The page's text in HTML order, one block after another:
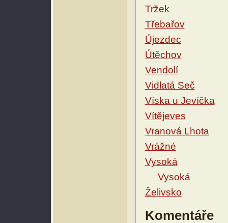
Tržek
Třebařov
Újezdec
Útěchov
Vendolí
Vidlatá Seč
Víska u Jevíčka
Vítějeves
Vranová Lhota
Vrážné
Vysoká
Vysoká
Želivsko
Komentáře